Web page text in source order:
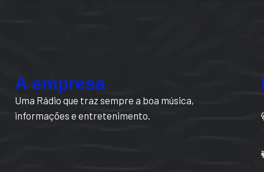
A empresa
Uma Rádio que traz sempre a boa música,
informações e entretenimento.